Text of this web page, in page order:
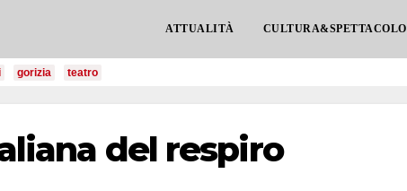
ATTUALITÀ CULTURA&SPETTACOLO
gorizia teatro
del respiro